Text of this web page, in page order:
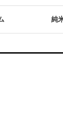
純